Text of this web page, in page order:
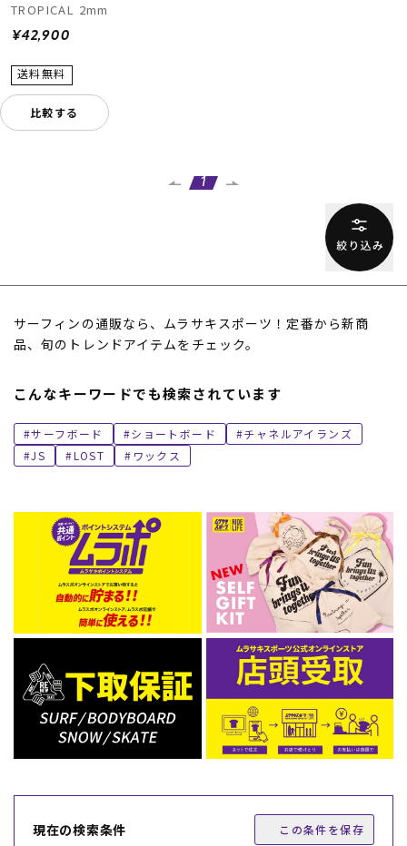
TROPICAL 2mm
¥42,900
比較する
1
サーフィンの通販なら、ムラサキスポーツ！定番から新商
品、旬のトレンドアイテムをチェック。
こんなキーワードでも検索されています
サーフボード ショートボード
チャネルアイランズ
JS
LOST ワックス
現在の検索条件 この条件を保存